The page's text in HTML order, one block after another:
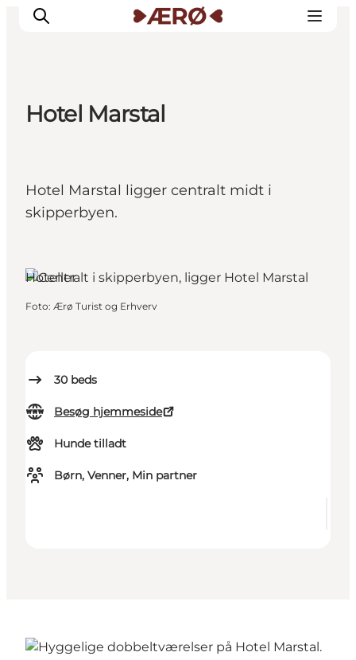
Oplevelser
Events
Planlæg ferien
Hotel Marstal
Hotel Marstal ligger centralt midt i
skipperbyen.
30 beds
Besøg hjemmeside
Hunde tilladt
Børn, Venner, Min partner
Hoteller
Foto: Ærø Turist og Erhverv